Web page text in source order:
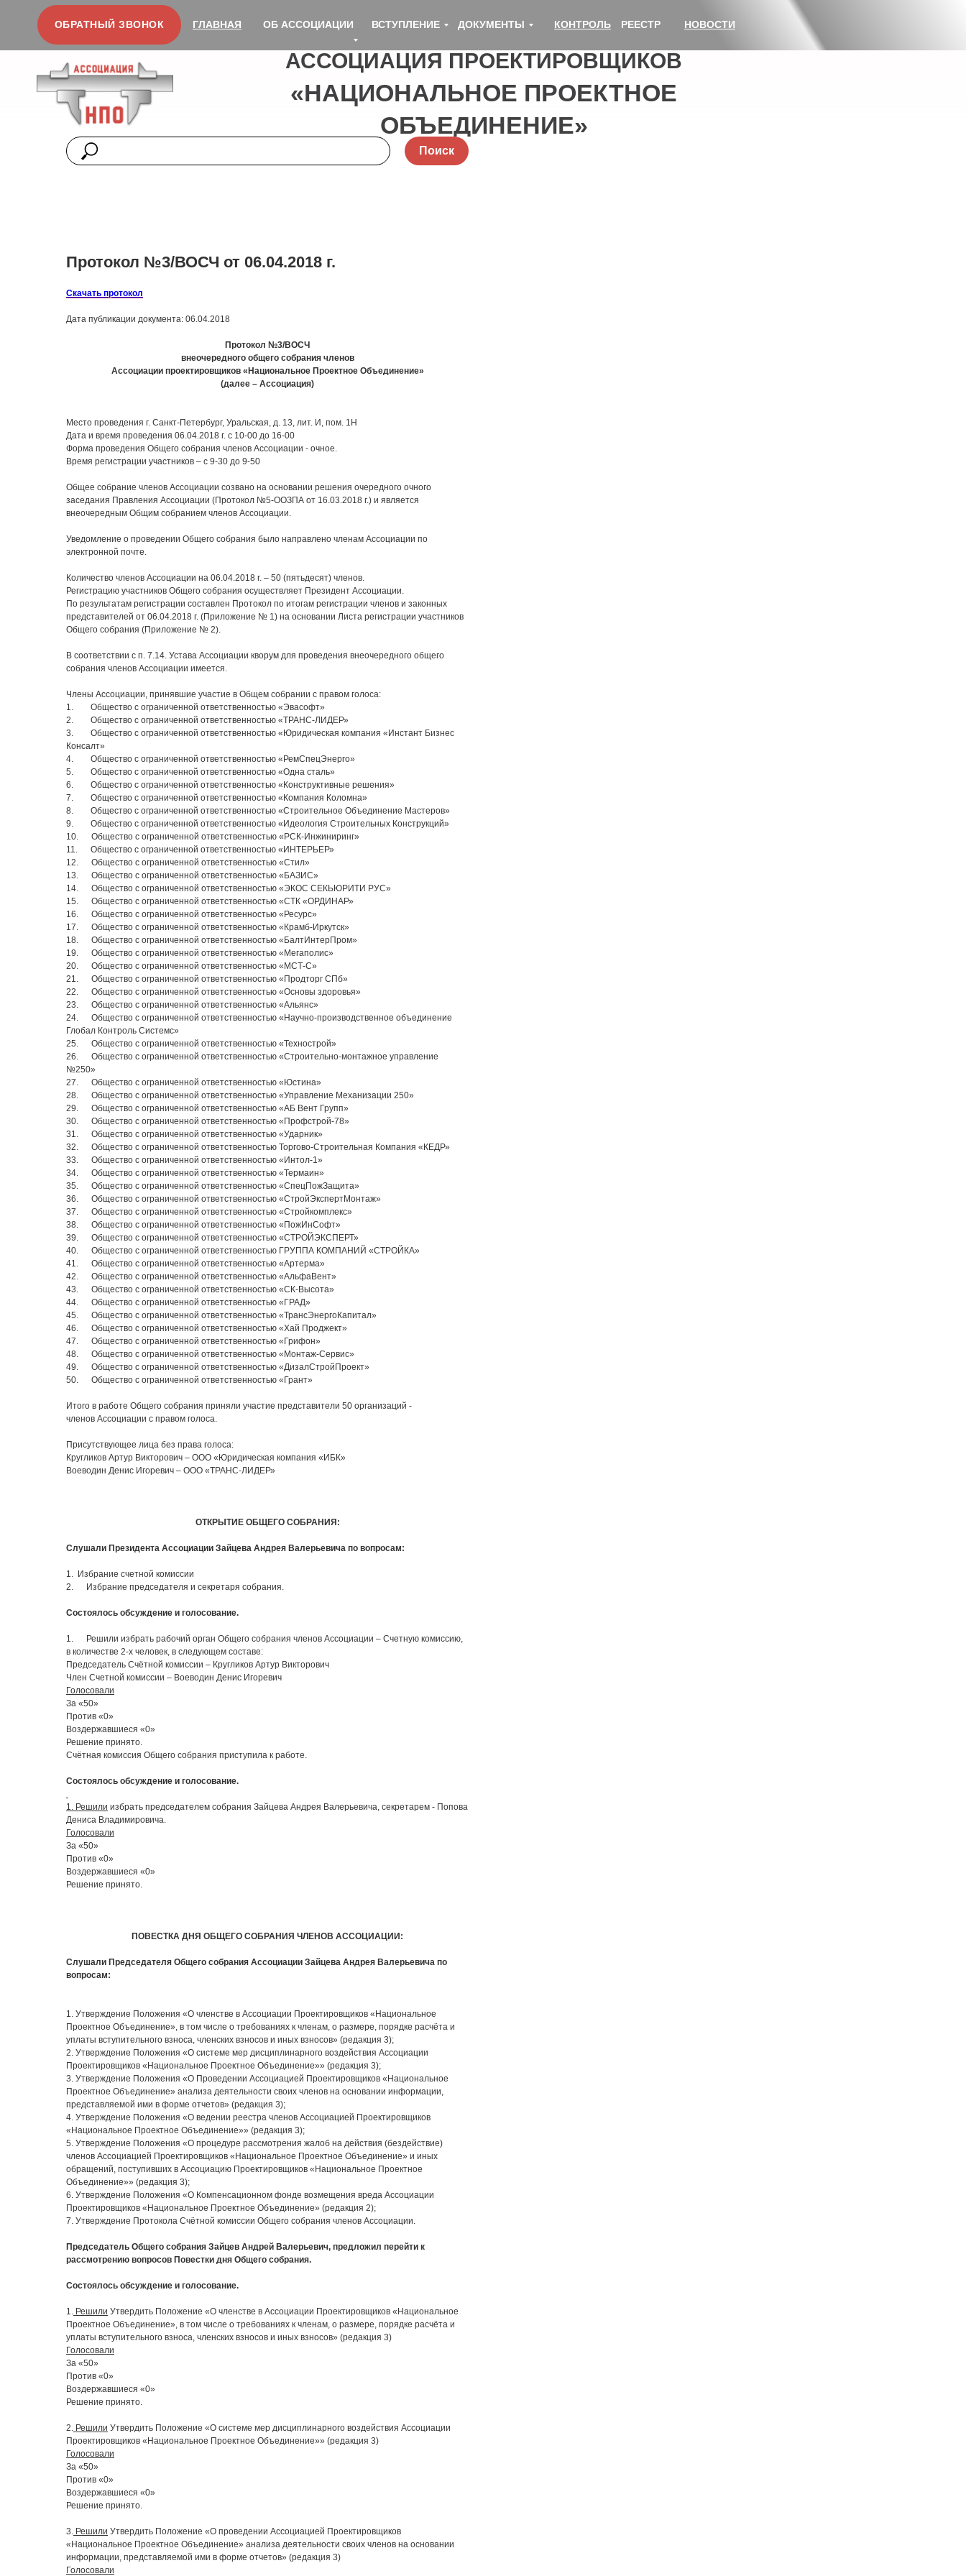
ОБ АССОЦИАЦИИ ДОКУМЕНТЫ
ВСТУПЛЕНИЕ КОНТРОЛЬ
ГЛАВНАЯ РЕЕСТР НОВОСТИ
ОБРАТНЫЙ ЗВОНОК
АССОЦИАЦИЯ ПРОЕКТИРОВЩИКОВ
«НАЦИОНАЛЬНОЕ ПРОЕКТНОЕ
ОБЪЕДИНЕНИЕ»
Поиск
Протокол №3/ВОСЧ от 06.04.2018 г.
Скачать протокол
Дата публикации документа: 06.04.2018
Протокол №3/ВОСЧ
внеочередного общего собрания членов
Ассоциации проектировщиков «Национальное Проектное Объединение»
(далее – Ассоциация)
Место проведения г. Санкт-Петербург, Уральская, д. 13, лит. И, пом. 1Н
Дата и время проведения 06.04.2018 г. с 10-00 до 16-00
Форма проведения Общего собрания членов Ассоциации - очное.
Время регистрации участников – с 9-30 до 9-50
Общее собрание членов Ассоциации созвано на основании решения очередного очного
заседания Правления Ассоциации (Протокол №5-ООЗПА от 16.03.2018 г.) и является
внеочередным Общим собранием членов Ассоциации.
Уведомление о проведении Общего собрания было направлено членам Ассоциации по
электронной почте.
Количество членов Ассоциации на 06.04.2018 г. – 50 (пятьдесят) членов.
Регистрацию участников Общего собрания осуществляет Президент Ассоциации.
По результатам регистрации составлен Протокол по итогам регистрации членов и законных
представителей от 06.04.2018 г. (Приложение № 1) на основании Листа регистрации участников
Общего собрания (Приложение № 2).
В соответствии с п. 7.14. Устава Ассоциации кворум для проведения внеочередного общего
собрания членов Ассоциации имеется.
Члены Ассоциации, принявшие участие в Общем собрании с правом голоса:
1. Общество с ограниченной ответственностью «Эвасофт»
2. Общество с ограниченной ответственностью «ТРАНС-ЛИДЕР»
3. Общество с ограниченной ответственностью «Юридическая компания «Инстант Бизнес
Консалт»
4. Общество с ограниченной ответственностью «РемСпецЭнерго»
5. Общество с ограниченной ответственностью «Одна сталь»
6. Общество с ограниченной ответственностью «Конструктивные решения»
7. Общество с ограниченной ответственностью «Компания Коломна»
8. Общество с ограниченной ответственностью «Строительное Объединение Мастеров»
9. Общество с ограниченной ответственностью «Идеология Строительных Конструкций»
10. Общество с ограниченной ответственностью «РСК-Инжиниринг»
11. Общество с ограниченной ответственностью «ИНТЕРЬЕР»
12. Общество с ограниченной ответственностью «Стил»
13. Общество с ограниченной ответственностью «БАЗИС»
14. Общество с ограниченной ответственностью «ЭКОС СЕКЬЮРИТИ РУС»
15. Общество с ограниченной ответственностью «СТК «ОРДИНАР»
16. Общество с ограниченной ответственностью «Ресурс»
17. Общество с ограниченной ответственностью «Крамб-Иркутск»
18. Общество с ограниченной ответственностью «БалтИнтерПром»
19. Общество с ограниченной ответственностью «Мегаполис»
20. Общество с ограниченной ответственностью «МСТ-С»
21. Общество с ограниченной ответственностью «Продторг СПб»
22. Общество с ограниченной ответственностью «Основы здоровья»
23. Общество с ограниченной ответственностью «Альянс»
24. Общество с ограниченной ответственностью «Научно-производственное объединение
Глобал Контроль Системс»
25. Общество с ограниченной ответственностью «Технострой»
26. Общество с ограниченной ответственностью «Строительно-монтажное управление
№250»
27. Общество с ограниченной ответственностью «Юстина»
28. Общество с ограниченной ответственностью «Управление Механизации 250»
29. Общество с ограниченной ответственностью «АБ Вент Групп»
30. Общество с ограниченной ответственностью «Профстрой-78»
31. Общество с ограниченной ответственностью «Ударник»
32. Общество с ограниченной ответственностью Торгово-Строительная Компания «КЕДР»
33. Общество с ограниченной ответственностью «Интол-1»
34. Общество с ограниченной ответственностью «Термаин»
35. Общество с ограниченной ответственностью «СпецПожЗащита»
36. Общество с ограниченной ответственностью «СтройЭкспертМонтаж»
37. Общество с ограниченной ответственностью «Стройкомплекс»
38. Общество с ограниченной ответственностью «ПожИнСофт»
39. Общество с ограниченной ответственностью «СТРОЙЭКСПЕРТ»
40. Общество с ограниченной ответственностью ГРУППА КОМПАНИЙ «СТРОЙКА»
41. Общество с ограниченной ответственностью «Артерма»
42. Общество с ограниченной ответственностью «АльфаВент»
43. Общество с ограниченной ответственностью «СК-Высота»
44. Общество с ограниченной ответственностью «ГРАД»
45. Общество с ограниченной ответственностью «ТрансЭнергоКапитал»
46. Общество с ограниченной ответственностью «Хай Проджект»
47. Общество с ограниченной ответственностью «Грифон»
48. Общество с ограниченной ответственностью «Монтаж-Сервис»
49. Общество с ограниченной ответственностью «ДизалСтройПроект»
50. Общество с ограниченной ответственностью «Грант»
Итого в работе Общего собрания приняли участие представители 50 организаций -
членов Ассоциации с правом голоса.
Присутствующее лица без права голоса:
Кругликов Артур Викторович – ООО «Юридическая компания «ИБК»
Воеводин Денис Игоревич – ООО «ТРАНС-ЛИДЕР»
ОТКРЫТИЕ ОБЩЕГО СОБРАНИЯ:
Слушали Президента Ассоциации Зайцева Андрея Валерьевича по вопросам:
1. Избрание счетной комиссии
2. Избрание председателя и секретаря собрания.
Состоялось обсуждение и голосование.
1. Решили избрать рабочий орган Общего собрания членов Ассоциации – Счетную комиссию,
в количестве 2-х человек, в следующем составе:
Председатель Счётной комиссии – Кругликов Артур Викторович
Член Счетной комиссии – Воеводин Денис Игоревич
Голосовали
За «50»
Против «0»
Воздержавшиеся «0»
Решение принято.
Счётная комиссия Общего собрания приступила к работе.
Состоялось обсуждение и голосование.
1. Решили избрать председателем собрания Зайцева Андрея Валерьевича, секретарем - Попова
Дениса Владимировича.
Голосовали
За «50»
Против «0»
Воздержавшиеся «0»
Решение принято.
ПОВЕСТКА ДНЯ ОБЩЕГО СОБРАНИЯ ЧЛЕНОВ АССОЦИАЦИИ:
Слушали Председателя Общего собрания Ассоциации Зайцева Андрея Валерьевича по
вопросам:
1. Утверждение Положения «О членстве в Ассоциации Проектировщиков «Национальное
Проектное Объединение», в том числе о требованиях к членам, о размере, порядке расчёта и
уплаты вступительного взноса, членских взносов и иных взносов» (редакция 3);
2. Утверждение Положения «О системе мер дисциплинарного воздействия Ассоциации
Проектировщиков «Национальное Проектное Объединение»» (редакция 3);
3. Утверждение Положения «О Проведении Ассоциацией Проектировщиков «Национальное
Проектное Объединение» анализа деятельности своих членов на основании информации,
представляемой ими в форме отчетов» (редакция 3);
4. Утверждение Положения «О ведении реестра членов Ассоциацией Проектировщиков
«Национальное Проектное Объединение»» (редакция 3);
5. Утверждение Положения «О процедуре рассмотрения жалоб на действия (бездействие)
членов Ассоциацией Проектировщиков «Национальное Проектное Объединение» и иных
обращений, поступивших в Ассоциацию Проектировщиков «Национальное Проектное
Объединение»» (редакция 3);
6. Утверждение Положения «О Компенсационном фонде возмещения вреда Ассоциации
Проектировщиков «Национальное Проектное Объединение» (редакция 2);
7. Утверждение Протокола Счётной комиссии Общего собрания членов Ассоциации.
Председатель Общего собрания Зайцев Андрей Валерьевич, предложил перейти к
рассмотрению вопросов Повестки дня Общего собрания.
Состоялось обсуждение и голосование.
1. Решили Утвердить Положение «О членстве в Ассоциации Проектировщиков «Национальное
Проектное Объединение», в том числе о требованиях к членам, о размере, порядке расчёта и
уплаты вступительного взноса, членских взносов и иных взносов» (редакция 3)
Голосовали
За «50»
Против «0»
Воздержавшиеся «0»
Решение принято.
2. Решили Утвердить Положение «О системе мер дисциплинарного воздействия Ассоциации
Проектировщиков «Национальное Проектное Объединение»» (редакция 3)
Голосовали
За «50»
Против «0»
Воздержавшиеся «0»
Решение принято.
3. Решили Утвердить Положение «О проведении Ассоциацией Проектировщиков
«Национальное Проектное Объединение» анализа деятельности своих членов на основании
информации, представляемой ими в форме отчетов» (редакция 3)
Голосовали